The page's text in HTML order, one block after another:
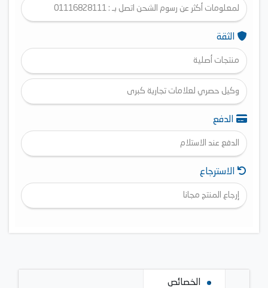
لمعلومات أكثر عن رسوم الشحن اتصل بـ : 01116828111
الثقة
منتجات أصلية
وكيل حصري لعلامات تجارية كبرى
الدفع
الدفع عند الاستلام
الاسترجاع
إرجاع المنتج مجانا
الخصائص